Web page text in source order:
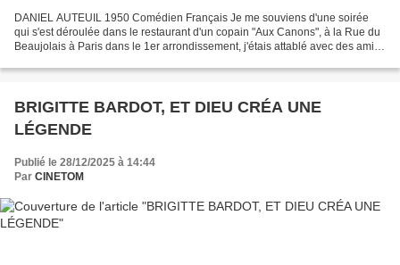
DANIEL AUTEUIL 1950 Comédien Français Je me souviens d'une soirée
qui s'est déroulée dans le restaurant d'un copain "Aux Canons", à la Rue du
Beaujolais à Paris dans le 1er arrondissement, j'étais attablé avec des amis
BRIGITTE BARDOT, ET DIEU CRÉA UNE
LÉGENDE
Publié le 28/12/2025 à 14:44
Par CINETOM